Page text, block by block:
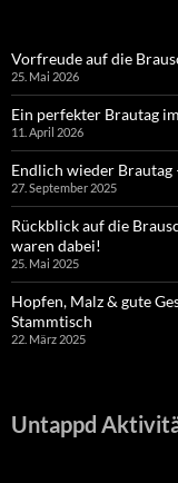
Vorfreude auf die
25. Mai 2026
Ein perfekter Brautag
11. April 2026
Endlich wieder Brautag
27. September 2025
Rückblick auf die
waren dabei!
25. Mai 2025
Hopfen, Malz & gute
Stammtisch
22. März 2025
Untappd